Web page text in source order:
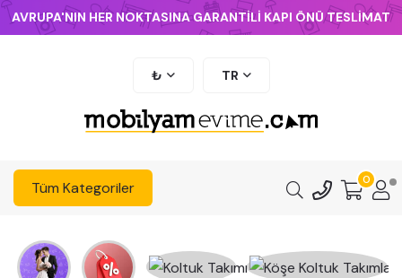
AVRUPA'NIN HER NOKTASINA GARANTİLİ KAPI ÖNÜ TESLİMAT
₺ TR
Tüm Kategoriler 0